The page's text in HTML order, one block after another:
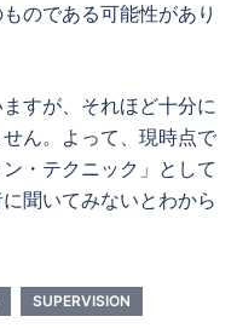
のである可能性があり
すが、それほど十分に
ん。よって、現時点で
・テクニック」として
聞いてみないとわから
SUPERVISION